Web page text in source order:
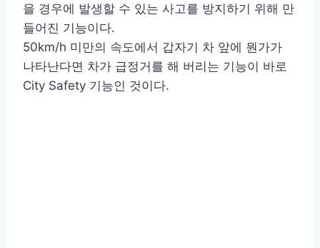
을 경우에 발생할 수 있는 사고를 방지하기 위해 만
들어진 기능이다.
50km/h 미만의 속도에서 갑자기 차 앞에 뭔가가
나타난다면 차가 급정거를 해 버리는 기능이 바로
City Safety 기능인 것이다.